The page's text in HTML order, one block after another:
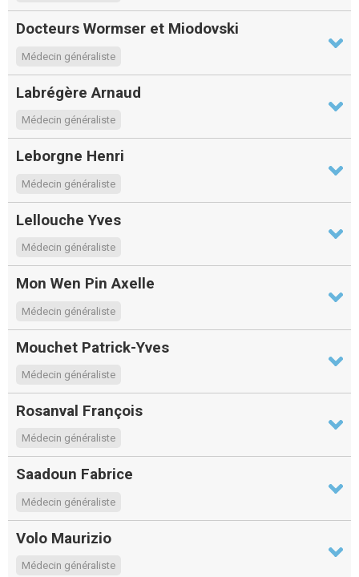
Docteurs Wormser et Miodovski
Médecin généraliste
Labrégère Arnaud
Médecin généraliste
Leborgne Henri
Médecin généraliste
Lellouche Yves
Médecin généraliste
Mon Wen Pin Axelle
Médecin généraliste
Mouchet Patrick-Yves
Médecin généraliste
Rosanval François
Médecin généraliste
Saadoun Fabrice
Médecin généraliste
Volo Maurizio
Médecin généraliste